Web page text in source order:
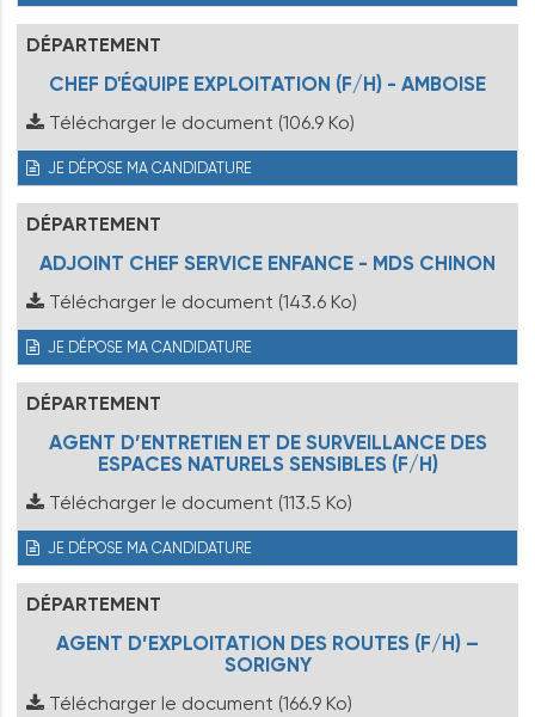
DÉPARTEMENT
CHEF D'ÉQUIPE EXPLOITATION (F/H) - AMBOISE
Télécharger le document (106.9 Ko)
JE DÉPOSE MA CANDIDATURE
DÉPARTEMENT
ADJOINT CHEF SERVICE ENFANCE - MDS CHINON
Télécharger le document (143.6 Ko)
JE DÉPOSE MA CANDIDATURE
DÉPARTEMENT
AGENT D’ENTRETIEN ET DE SURVEILLANCE DES
ESPACES NATURELS SENSIBLES (F/H)
Télécharger le document (113.5 Ko)
JE DÉPOSE MA CANDIDATURE
DÉPARTEMENT
AGENT D’EXPLOITATION DES ROUTES (F/H) –
SORIGNY
Télécharger le document (166.9 Ko)